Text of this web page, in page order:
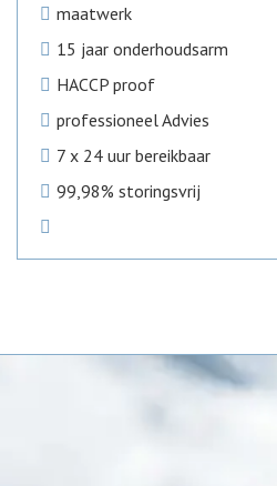
maatwerk
15 jaar onderhoudsarm
HACCP proof
professioneel Advies
7 x 24 uur bereikbaar
99,98% storingsvrij